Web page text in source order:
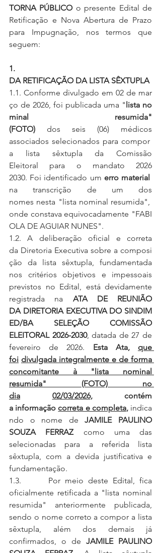
TORNA PÚBLICO o presente Edital de
Retificação e Nova Abertura de Prazo
para Impugnação, nos termos que
seguem:
1.
DA RETIFICAÇÃO DA LISTA SÊXTUPLA
1.1. Conforme divulgado em 02 de mar
ço de 2026, foi publicada uma "lista no
minal resumida"
(FOTO) dos seis (06) médicos
associados selecionados para compor
a lista sêxtupla da Comissão
Eleitoral para o mandato 2026
2030. Foi identificado um erro material
na transcrição de um dos
nomes nesta "lista nominal resumida",
onde constava equivocadamente "FABI
OLA DE AGUIAR NUNES".
1.2. A deliberação oficial e correta
da Diretoria Executiva sobre a composi
ção da lista sêxtupla, fundamentada
nos critérios objetivos e impessoais
previstos no Edital, está devidamente
registrada na ATA DE REUNIÃO
DA DIRETORIA EXECUTIVA DO SINDIM
ED/BA SELEÇÃO COMISSÃO
ELEITORAL 2026-2030, datada de 27 de
fevereiro de 2026. Esta Ata, que
foi divulgada integralmente e de forma
concomitante à "lista nominal
resumida" (FOTO) no
dia
02/03/2026, contém
a informação correta e completa, indica
ndo o nome de JAMILE PAULINO
SOUZA FERRAZ como uma das
selecionadas para a referida lista
sêxtupla, com a devida justificativa e
fundamentação.
1.3.      Por meio deste Edital, fica
oficialmente retificada a "lista nominal
resumida" anteriormente publicada,
sendo o nome correto a compor a lista
sêxtupla, além dos demais já
confirmados, o de JAMILE PAULINO